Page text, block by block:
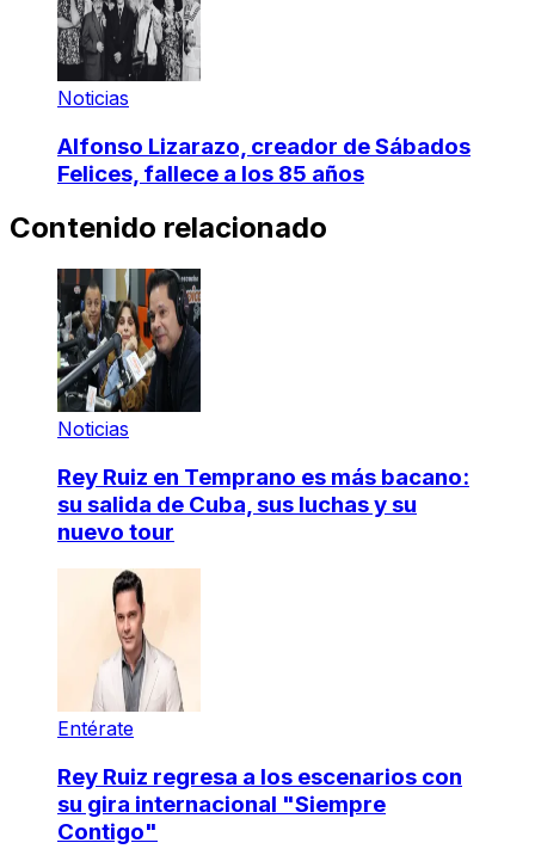
Noticias
Alfonso Lizarazo, creador de Sábados
Felices, fallece a los 85 años
Contenido relacionado
Noticias
Rey Ruiz en Temprano es más bacano:
su salida de Cuba, sus luchas y su
nuevo tour
Entérate
Rey Ruiz regresa a los escenarios con
su gira internacional "Siempre
Contigo"